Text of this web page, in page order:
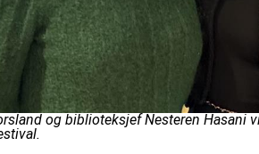
og biblioteksjef Nesteren Hasani